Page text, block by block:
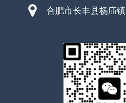
合肥市长丰县杨庙镇